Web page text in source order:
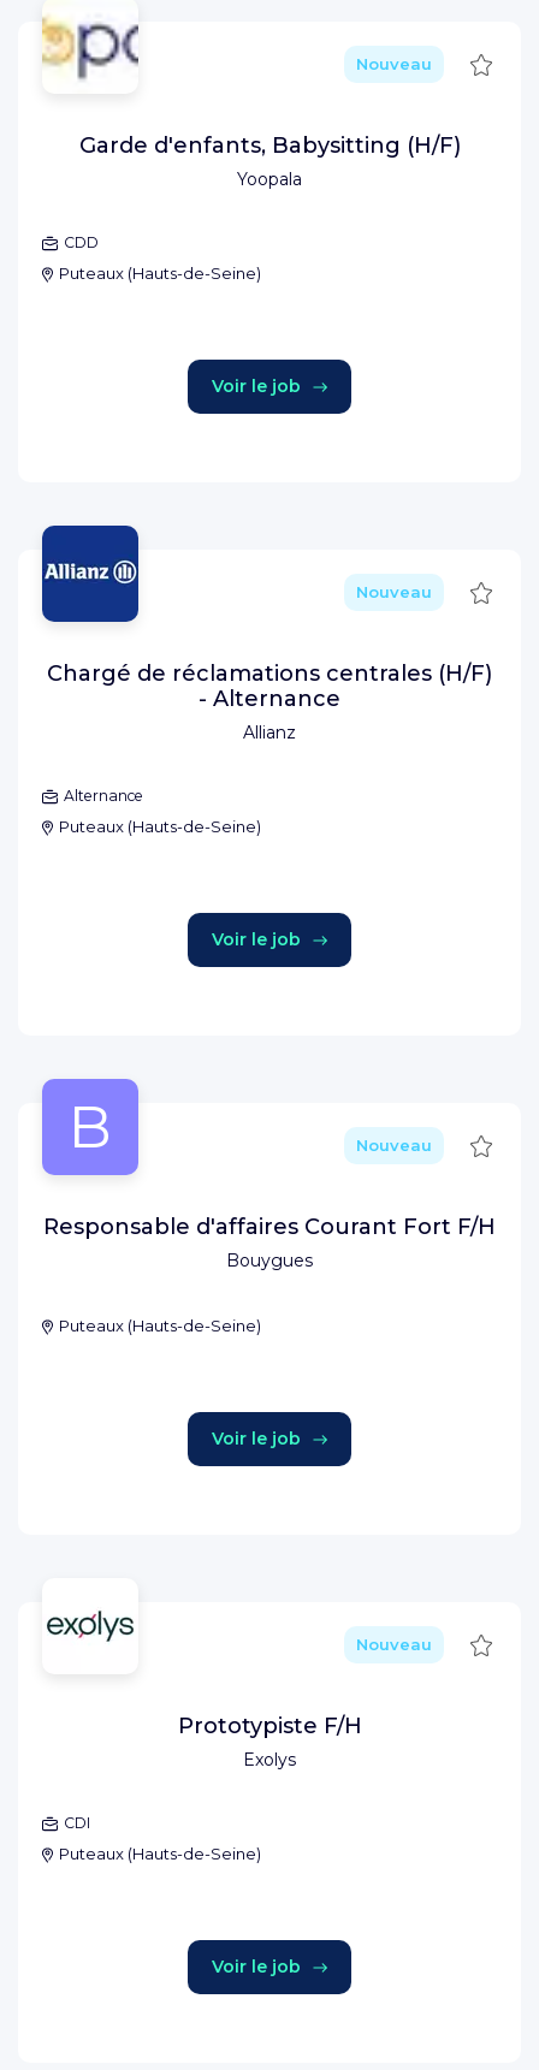
Yoopala
Nouveau
Garde d'enfants, Babysitting (H/F)
CDD
Puteaux (Hauts-de-Seine)
Voir le job
Allianz
Nouveau
Chargé de réclamations centrales (H/F)
- Alternance
Alternance
Puteaux (Hauts-de-Seine)
Voir le job
B
Bouygues
Nouveau
Responsable d'affaires Courant Fort F/H
Puteaux (Hauts-de-Seine)
Voir le job
Exolys
Nouveau
Prototypiste F/H
CDI
Puteaux (Hauts-de-Seine)
Voir le job